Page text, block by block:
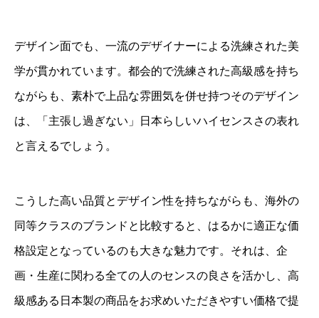
デザイン面でも、一流のデザイナーによる洗練された美
学が貫かれています。都会的で洗練された高級感を持ち
ながらも、素朴で上品な雰囲気を併せ持つそのデザイン
は、「主張し過ぎない」日本らしいハイセンスさの表れ
と言えるでしょう。
こうした高い品質とデザイン性を持ちながらも、海外の
同等クラスのブランドと比較すると、はるかに適正な価
格設定となっているのも大きな魅力です。それは、企
画・生産に関わる全ての人のセンスの良さを活かし、高
級感ある日本製の商品をお求めいただきやすい価格で提